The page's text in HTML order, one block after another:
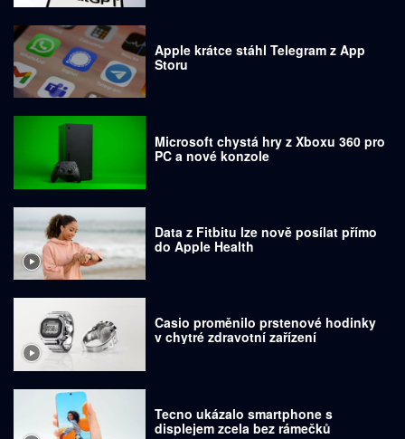
Apple krátce stáhl Telegram z App
Storu
Microsoft chystá hry z Xboxu 360 pro
PC a nové konzole
Data z Fitbitu lze nově posílat přímo
do Apple Health
Casio proměnilo prstenové hodinky
v chytré zdravotní zařízení
Tecno ukázalo smartphone s
displejem zcela bez rámečků